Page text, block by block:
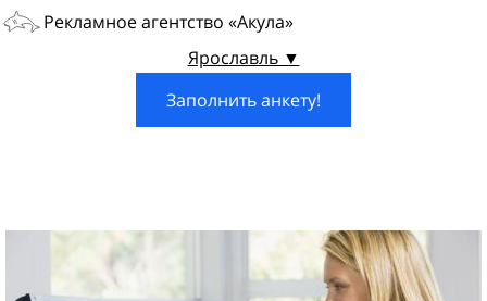
Рекламное агентство «Акула»
Ярославль ▼
Заполнить анкету!